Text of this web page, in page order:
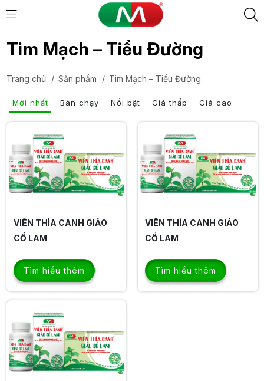
Tim Mạch – Tiểu Đường
Trang chủ / Sản phẩm / Tim Mạch – Tiểu Đường
Mới nhất Bán chạy Nổi bật Giá thấp Giá cao
VIÊN THÌA CANH GIẢO
CỔ LAM
Tìm hiểu thêm
VIÊN THÌA CANH GIẢO
CỔ LAM
Tìm hiểu thêm